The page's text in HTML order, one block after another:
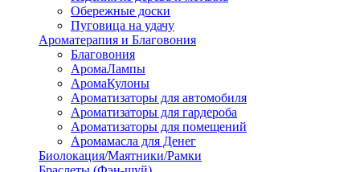
Обережные доски
Пуговица на удачу
Ароматерапия и Благовония
Благовония
АромаЛампы
АромаКулоны
Ароматизаторы для автомобиля
Ароматизаторы для гардероба
Ароматизаторы для помещений
Аромамасла для Денег
Биолокация/Маятники/Рамки